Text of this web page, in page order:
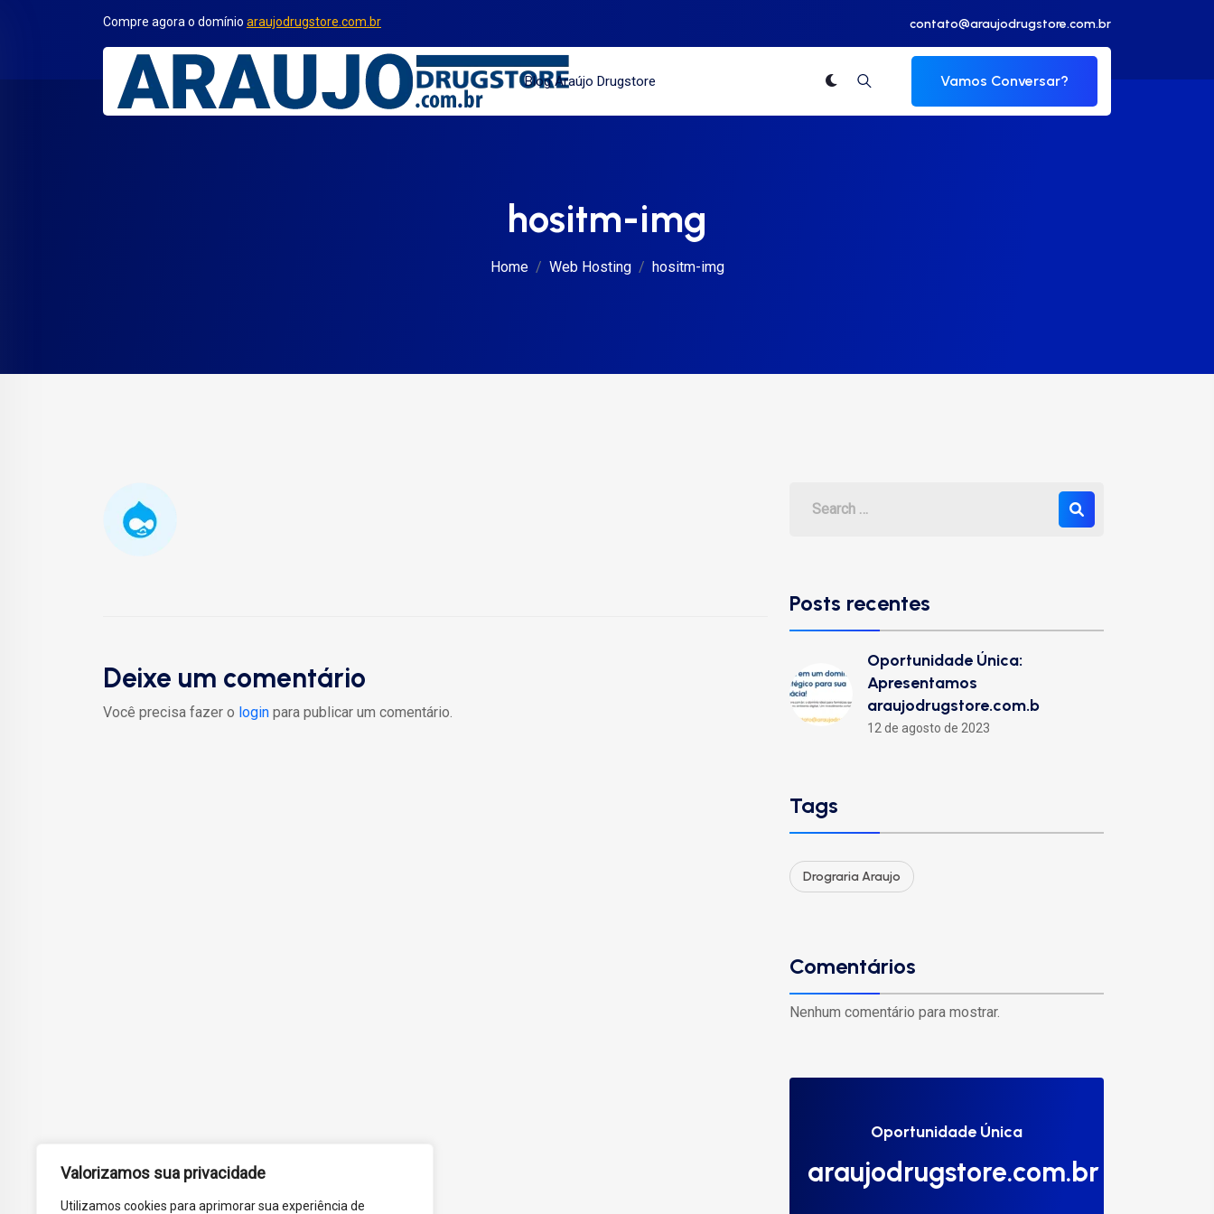
Valorizamos sua privacidade
Utilizamos cookies para aprimorar sua experiência de
Compre agora o domínio araujodrugstore.com.br contato@araujodrugstore.com.br
Blog Araújo Drugstore Vamos Conversar?
hositm-img
Home Web Hosting hositm-img
Deixe um comentário
Você precisa fazer o login para publicar um comentário.
Posts recentes
Oportunidade Única:
Apresentamos
araujodrugstore.com.b
12 de agosto de 2023
Tags
Drograria Araujo
Comentários
Nenhum comentário para mostrar.
Oportunidade Única
araujodrugstore.com.br